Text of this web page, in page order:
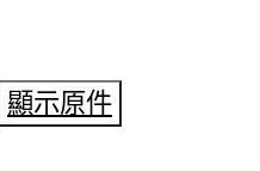
顯示原件